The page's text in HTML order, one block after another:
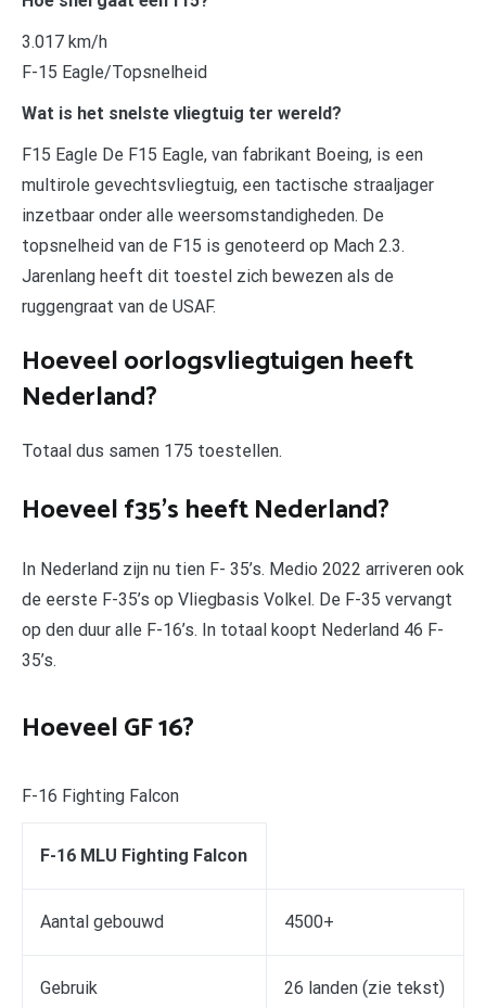
3.017 km/h
F-15 Eagle/Topsnelheid
Wat is het snelste vliegtuig ter wereld?
F15 Eagle De F15 Eagle, van fabrikant Boeing, is een
multirole gevechtsvliegtuig, een tactische straaljager
inzetbaar onder alle weersomstandigheden. De
topsnelheid van de F15 is genoteerd op Mach 2.3.
Jarenlang heeft dit toestel zich bewezen als de
ruggengraat van de USAF.
Hoeveel oorlogsvliegtuigen heeft
Nederland?
Totaal dus samen 175 toestellen.
Hoeveel f35’s heeft Nederland?
In Nederland zijn nu tien F- 35’s. Medio 2022 arriveren ook
de eerste F-35’s op Vliegbasis Volkel. De F-35 vervangt
op den duur alle F-16’s. In totaal koopt Nederland 46 F-
35’s.
Hoeveel GF 16?
F-16 Fighting Falcon
F-16 MLU Fighting Falcon
Aantal gebouwd 4500+
Gebruik 26 landen (zie tekst)